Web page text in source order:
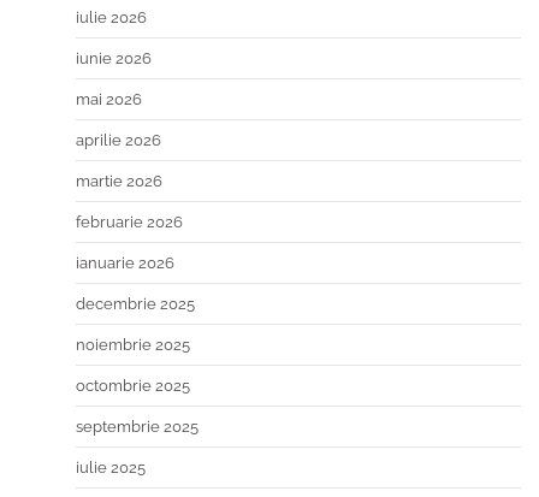
iulie 2026
iunie 2026
mai 2026
aprilie 2026
martie 2026
februarie 2026
ianuarie 2026
decembrie 2025
noiembrie 2025
octombrie 2025
septembrie 2025
iulie 2025